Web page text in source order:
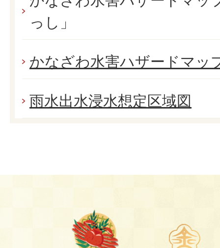
っし」
かなざわ水害ハザードマッ
雨水出水浸水想定区域図